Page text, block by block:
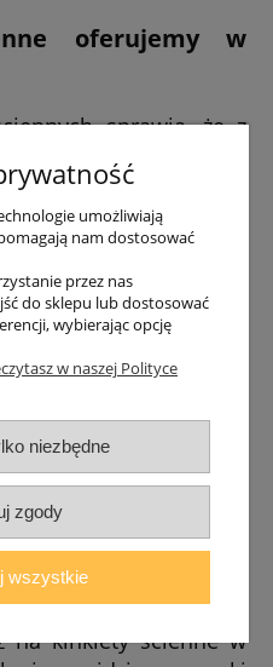
oferujemy w
sprawia, że z
konkretny model do
uwagę zasługują
kinkiety
z abażurem i
w nowoczesnej
od rodzaju klosza
punktowe lub
na ścianę można
aby wprowadzić do
atmosferę, ale także
istnieje potrzeba
oświetlenia. Lampy
uzupełnienie
dzieci często
świetle. W
sprawdzi się lampa
na kinkiety ścienne w
umożliwiają
nam dostosować
przez nas
do sklepu lub dostosować
wybierając opcję
w naszej Polityce
niezbędne
zgody
wszystkie